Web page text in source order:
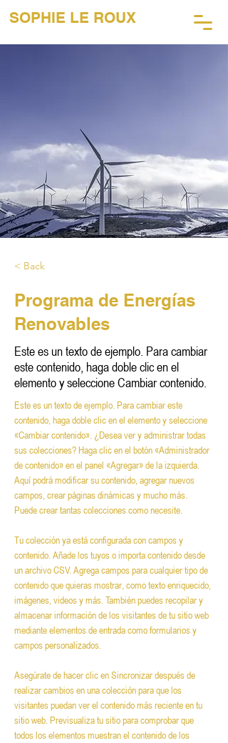
SOPHIE LE ROUX
< Back
Programa de Energías
Renovables
Este es un texto de ejemplo. Para cambiar
este contenido, haga doble clic en el
elemento y seleccione Cambiar contenido.
Este es un texto de ejemplo. Para cambiar este
contenido, haga doble clic en el elemento y seleccione
«Cambiar contenido». ¿Desea ver y administrar todas
sus colecciones? Haga clic en el botón «Administrador
de contenido» en el panel «Agregar» de la izquierda.
Aquí podrá modificar su contenido, agregar nuevos
campos, crear páginas dinámicas y mucho más.
Puede crear tantas colecciones como necesite.
Tu colección ya está configurada con campos y
contenido. Añade los tuyos o importa contenido desde
un archivo CSV. Agrega campos para cualquier tipo de
contenido que quieras mostrar, como texto enriquecido,
imágenes, videos y más. También puedes recopilar y
almacenar información de los visitantes de tu sitio web
mediante elementos de entrada como formularios y
campos personalizados.
Asegúrate de hacer clic en Sincronizar después de
realizar cambios en una colección para que los
visitantes puedan ver el contenido más reciente en tu
sitio web. Previsualiza tu sitio para comprobar que
todos los elementos muestran el contenido de los